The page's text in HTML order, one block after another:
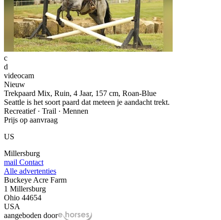
c
d
videocam
Nieuw
Trekpaard Mix, Ruin, 4 Jaar, 157 cm, Roan-Blue
Seattle is het soort paard dat meteen je aandacht trekt.
Recreatief · Trail · Mennen
Prijs op aanvraag
US
Millersburg
mail Contact
Alle advertenties
Buckeye Acre Farm
1 Millersburg
Ohio 44654
USA
aangeboden door